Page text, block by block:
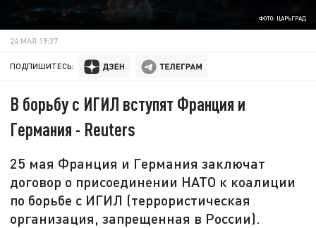
ФОТО: ЦАРЬГРАД
24 МАЯ 19:37
ПОДПИШИТЕСЬ:
В борьбу с ИГИЛ вступят Франция и
Германия - Reuters
25 мая Франция и Германия заключат
договор о присоединении НАТО к коалиции
по борьбе с ИГИЛ (террористическая
организация, запрещенная в России).